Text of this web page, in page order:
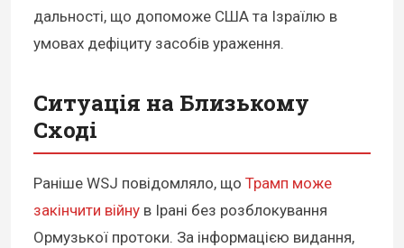
дальності, що допоможе США та Ізраїлю в
умовах дефіциту засобів ураження.
Ситуація на Близькому
Сході
Раніше WSJ повідомляло, що Трамп може
закінчити війну в Ірані без розблокування
Ормузької протоки. За інформацією видання,